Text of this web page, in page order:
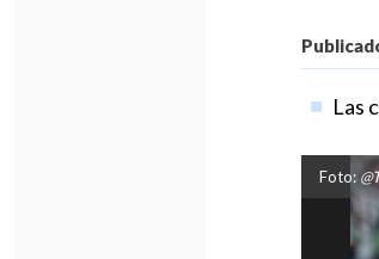
Las
Foto: